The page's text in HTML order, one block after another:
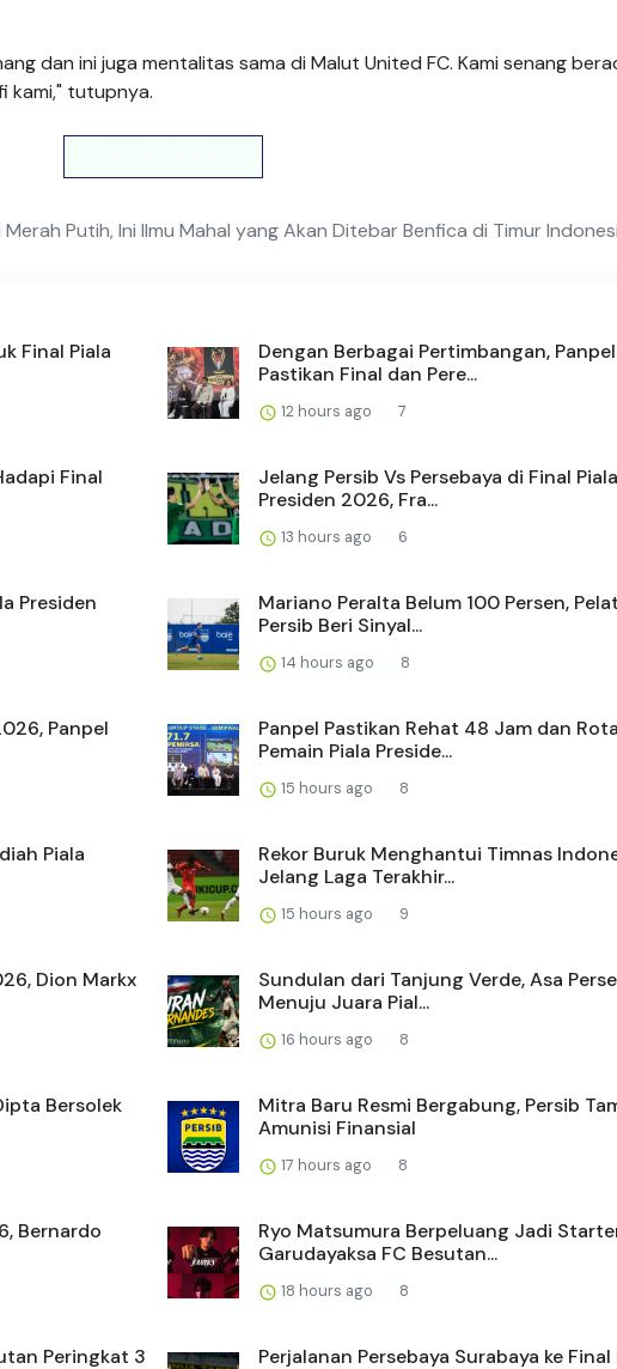
dan ini juga mentalitas sama di Malut United FC. Kami senang
kami," tutupnya.
Putih, Ini Ilmu Mahal yang Akan Ditebar Benfica di Timur
Final Piala
Dengan Berbagai Pertimbangan, Panpel
Pastikan Final dan Pere...
12 hours ago 7
Final
Jelang Persib Vs Persebaya di Final Piala
Presiden 2026, Fra...
13 hours ago 6
Presiden
Mariano Peralta Belum 100 Persen,
Persib Beri Sinyal...
14 hours ago 8
Panpel
Panpel Pastikan Rehat 48 Jam dan
Pemain Piala Preside...
15 hours ago 8
Piala
Rekor Buruk Menghantui Timnas
Jelang Laga Terakhir...
15 hours ago 9
Dion Markx
Sundulan dari Tanjung Verde, Asa
Menuju Juara Pial...
16 hours ago 8
Bersolek
Mitra Baru Resmi Bergabung, Persib
Amunisi Finansial
17 hours ago 8
Bernardo
Ryo Matsumura Berpeluang Jadi
Garudayaksa FC Besutan...
18 hours ago 8
Peringkat 3
Perjalanan Persebaya Surabaya ke Final